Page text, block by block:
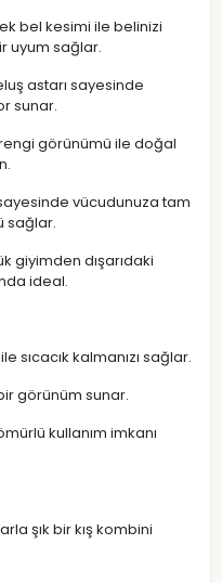
bel kesimi ile belinizi
uyum sağlar.
astarı sayesinde
sunar.
görünümü ile doğal
sayesinde vücudunuza tam
sağlar.
giyimden dışarıdaki
ideal.
sıcacık kalmanızı sağlar.
görünüm sunar.
kullanım imkanı
şık bir kış kombini